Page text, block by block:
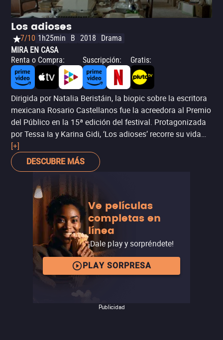
Los adioses
7/10 1h25min B 2018
Drama
MIRA EN CASA
Renta o Compra: Suscripción: Gratis:
Dirigida por Natalia Beristáin, la biopic sobre la escritora
mexicana Rosario Castellanos fue la acreedora al Premio
del Público en la 15ª edición del festival. Protagonizada
por Tessa Ia y Karina Gidi, ‘Los adioses’ recorre su vida
desde la juventud hasta la cúspide de su carrera, en
paralelo con su relación romántica con Ricardo Guerra.
[+]
DESCUBRE MÁS
Ve películas
completas en
línea
¡Dale play y sorpréndete!
PLAY SORPRESA
Publicidad